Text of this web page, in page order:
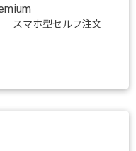
スマホ型セルフ注文